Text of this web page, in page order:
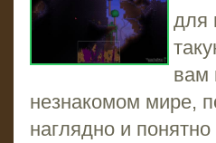
для
вам
незнакомом мире,
наглядно и